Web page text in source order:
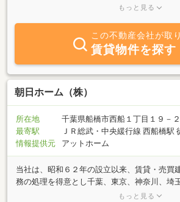
物件についてご質問・お問い合わせの際はお
もっと見る
この不動産会社が取
賃貸物件を探す
朝日ホーム（株）
所在地
千葉県船橋市西船１丁目１９－
最寄駅
ＪＲ総武・中央緩行線 西船橋駅
情報提供元
アットホーム
当社は、昭和６２年の設立以来、賃貸・売買
務の処理を得意とし千葉、東京、神奈川、埼
取り引きしています。何故広範囲からお客様
もっと見る